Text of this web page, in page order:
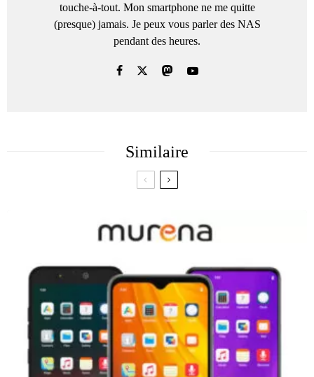
touche-à-tout. Mon smartphone ne me quitte
(presque) jamais. Je peux vous parler des NAS
pendant des heures.
Similaire